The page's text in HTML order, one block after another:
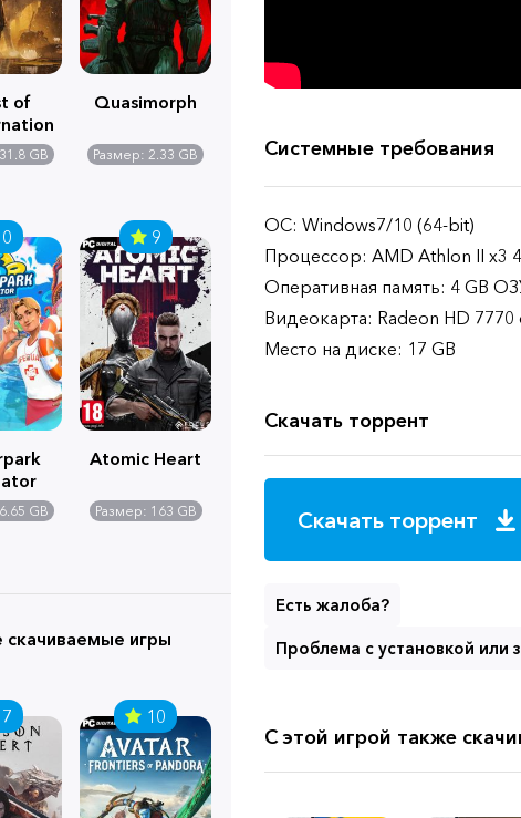
of
GB
Quasimorph
Размер: 2.33 GB
GB
9
Atomic Heart
Размер: 163 GB
игры
10
Системные требования
ОС: Windows7/10 (64-bit)
Процессор: AMD Athlon II x3
Оперативная память: 4 GB
Видеокарта: Radeon HD
Место на диске: 17 GB
Скачать торрент
Скачать торрент
Есть жалоба?
Проблема с установкой или
С этой игрой также